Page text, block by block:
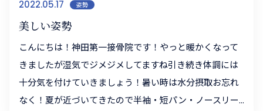
2022.05.17 姿勢
美しい姿勢
こんにちは！神田第一接骨院です！やっと暖かくなって
きましたが湿気でジメジメしてますね引き続き体調には
十分気を付けていきましょう！暑い時は水分摂取お忘れ
なく！夏が近づいてきたので半袖・短パン・ノースリー...